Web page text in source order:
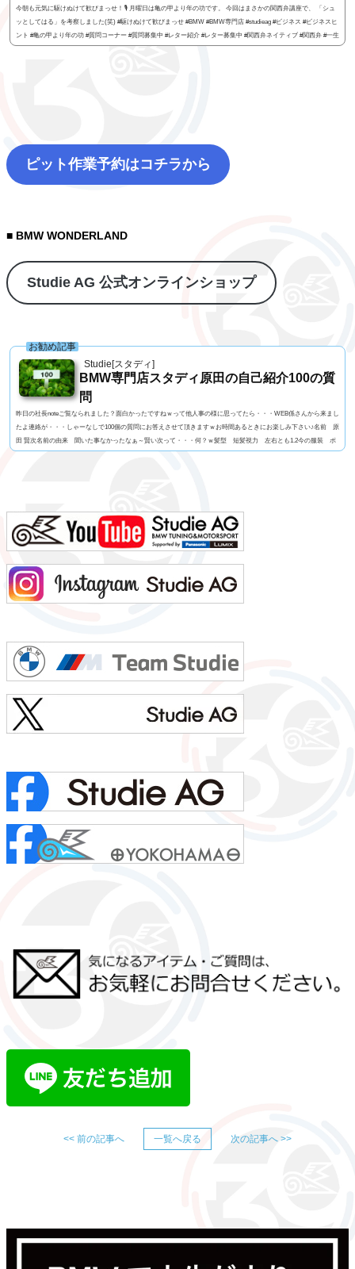
今朝も元気に駆けぬけて歓びまっせ！🎙 月曜日は亀の甲より年の功です。 今回はまさかの関西弁講座で、 「シュ
ッとしてはる」を考察しました(笑) #駆けぬけて歓びまっせ #BMW #BMW専門店 #studieag #ビジネス #ビジネスヒ
ント #亀の甲より年の功 #質問コーナー #質問募集中 #レター紹介 #レター募集中 #関西弁ネイティブ #関西弁 #一生
ピット作業予約はコチラから
■ BMW WONDERLAND
Studie AG 公式オンラインショップ
Studie[スタディ]
お勧め記事
BMW専門店スタディ原田の自己紹介100の質
問
昨日の社長noteご覧なられました？面白かったですねｗって他人事の様に思ってたら・・・WEB係さんから来まし
たよ連絡が・・・しゃーなしで100個の質問にお答えさせて頂きますｗお時間あるときにお楽しみ下さい♪名前 原
田 賢次名前の由来 聞いた事なかったなぁ～賢い次って・・・何？ｗ髪型 短髪視力 左右とも1.2今の服装 ポ
<< 前の記事へ 一覧へ戻る 次の記事へ >>